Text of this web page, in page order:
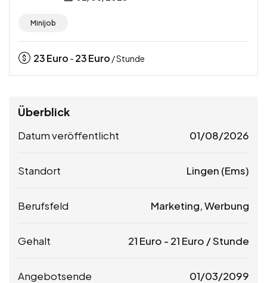
Minijob
23Euro - 23Euro / Stunde
Überblick
Datum veröffentlicht 01/08/2026
Standort Lingen (Ems)
Berufsfeld Marketing, Werbung
Gehalt 21 Euro - 21 Euro / Stunde
Angebotsende 01/03/2099